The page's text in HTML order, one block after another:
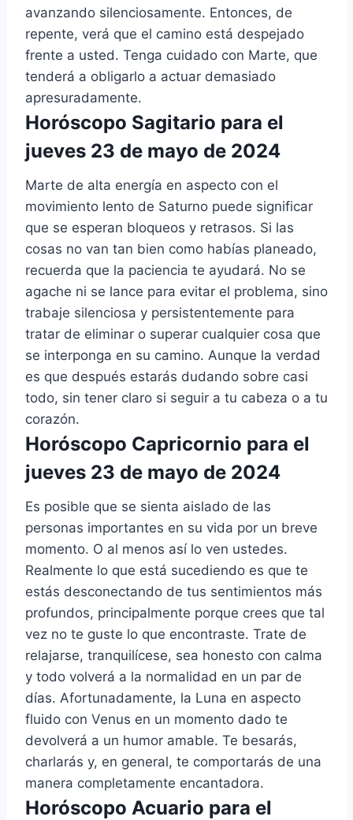
avanzando silenciosamente. Entonces, de
repente, verá que el camino está despejado
frente a usted. Tenga cuidado con Marte, que
tenderá a obligarlo a actuar demasiado
apresuradamente.
Horóscopo Sagitario para el
jueves 23 de mayo de 2024
Marte de alta energía en aspecto con el
movimiento lento de Saturno puede significar
que se esperan bloqueos y retrasos. Si las
cosas no van tan bien como habías planeado,
recuerda que la paciencia te ayudará. No se
agache ni se lance para evitar el problema, sino
trabaje silenciosa y persistentemente para
tratar de eliminar o superar cualquier cosa que
se interponga en su camino. Aunque la verdad
es que después estarás dudando sobre casi
todo, sin tener claro si seguir a tu cabeza o a tu
corazón.
Horóscopo Capricornio para el
jueves 23 de mayo de 2024
Es posible que se sienta aislado de las
personas importantes en su vida por un breve
momento. O al menos así lo ven ustedes.
Realmente lo que está sucediendo es que te
estás desconectando de tus sentimientos más
profundos, principalmente porque crees que tal
vez no te guste lo que encontraste. Trate de
relajarse, tranquilícese, sea honesto con calma
y todo volverá a la normalidad en un par de
días. Afortunadamente, la Luna en aspecto
fluido con Venus en un momento dado te
devolverá a un humor amable. Te besarás,
charlarás y, en general, te comportarás de una
manera completamente encantadora.
Horóscopo Acuario para el